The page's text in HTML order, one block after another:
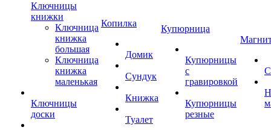
Ключницы
книжки
Ключница
книжка
большая
Ключница
книжка
маленькая
Ключницы
доски
Копилка
Домик
Сундук
Книжка
Туалет
Купюрница
Купюрницы
с
гравировкой
Купюрницы
резные